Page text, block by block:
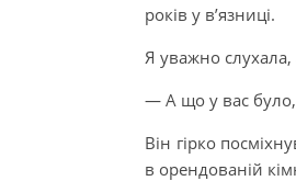
років у в’язниці.
Я уважно
— А що у вас
Він гірко
в орендованій